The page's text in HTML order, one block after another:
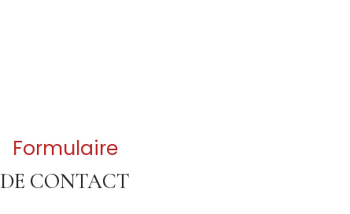
Formulaire
DE CONTACT